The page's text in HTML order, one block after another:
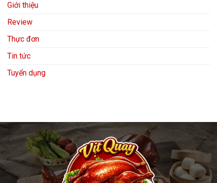
Giới thiệu
Review
Thực đơn
Tin tức
Tuyển dụng